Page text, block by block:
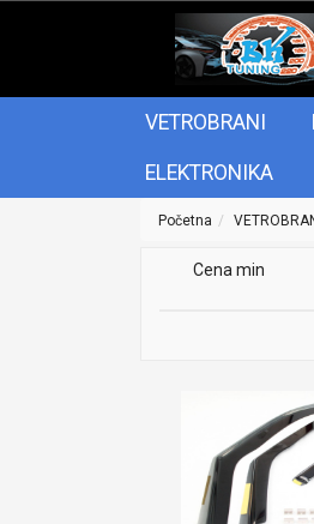
VETROBRANI
ELEKTRONIKA
Početna
Cena min